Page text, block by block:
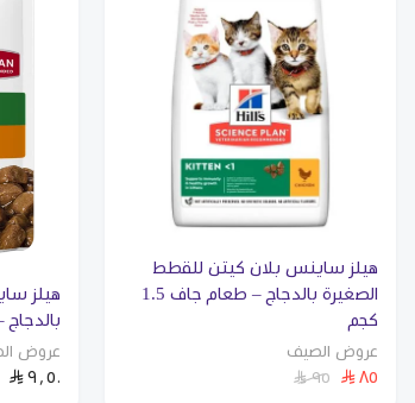
هيلز ساينس بلان كيتن للقطط
الصغيرة بالدجاج – طعام جاف 1.5
كجم
عروض الصيف
٨٥ ٩٥
هيلز
بالدجاج
عروض
٩٫٥٠